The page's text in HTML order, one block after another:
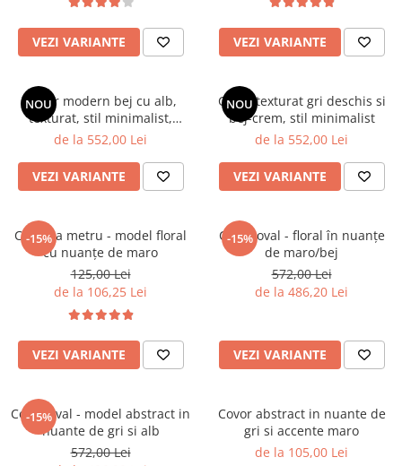
VEZI VARIANTE VEZI VARIANTE
NOU
Covor modern bej cu alb,
texturat, stil minimalist,
pentru living si dormitor
de la 552,00 Lei
VEZI VARIANTE
NOU
Covor texturat gri deschis si
bej-crem, stil minimalist
de la 552,00 Lei
VEZI VARIANTE
-15%
Covor la metru - model floral
cu nuanțe de maro
125,00 Lei
de la 106,25 Lei
VEZI VARIANTE
-15%
Covor oval - floral în nuanțe
de maro/bej
572,00 Lei
de la 486,20 Lei
VEZI VARIANTE
-15%
Covor oval - model abstract in
nuante de gri si alb
572,00 Lei
Covor abstract in nuante de
gri si accente maro
de la 105,00 Lei